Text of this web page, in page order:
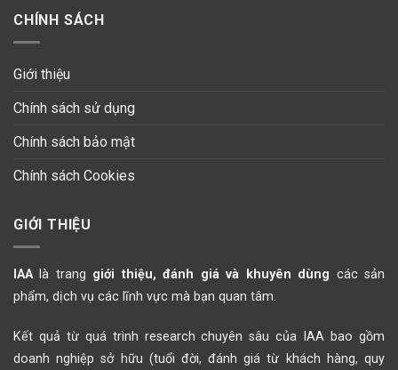
CHÍNH SÁCH
Giới thiệu
Chính sách sử dụng
Chính sách bảo mật
Chính sách Cookies
GIỚI THIỆU
IAAlà trang giới thiệu, đánh giá và khuyên dùng các sản
phẩm, dịch vụ các lĩnh vực mà bạn quan tâm.
Kết quả từ quá trình research chuyên sâu của IAA bao gồm
doanh nghiệp sở hữu (tuổi đời, đánh giá từ khách hàng, quy